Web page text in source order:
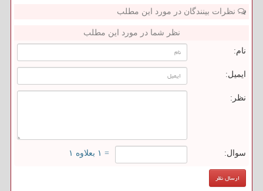
نظرات بینندگان در مورد این مطلب
نظر شما در مورد این مطلب
نام:
ایمیل:
نظر:
سوال: = ۱ بعلاوه ۱